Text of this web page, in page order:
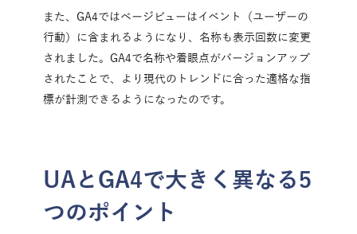
また、GA4ではページビューはイベント（ユーザーの
行動）に含まれるようになり、名称も表示回数に変更
されました。GA4で名称や着眼点がバージョンアップ
されたことで、より現代のトレンドに合った適格な指
標が計測できるようになったのです。
UAとGA4で大きく異なる5
つのポイント